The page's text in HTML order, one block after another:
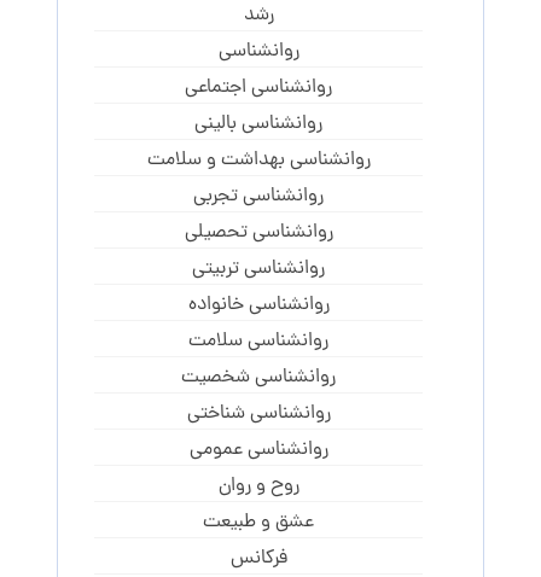
رشد
روانشناسی
روانشناسی اجتماعی
روانشناسی بالینی
روانشناسی بهداشت و سلامت
روانشناسی تجربی
روانشناسی تحصیلی
روانشناسی تربیتی
روانشناسی خانواده
روانشناسی سلامت
روانشناسی شخصیت
روانشناسی شناختی
روانشناسی عمومی
روح و روان
عشق و طبیعت
فرکانس